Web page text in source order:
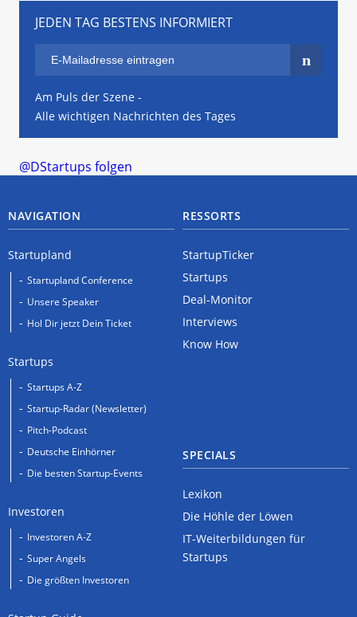
JEDEN TAG BESTENS INFORMIERT
Am Puls der Szene -
Alle wichtigen Nachrichten des Tages
@DStartups folgen
NAVIGATION
Startupland
Startupland Conference
Unsere Speaker
Hol Dir jetzt Dein Ticket
Startups
Startups A-Z
Startup-Radar (Newsletter)
Pitch-Podcast
Deutsche Einhörner
Die besten Startup-Events
Investoren
Investoren A-Z
Super Angels
Die größten Investoren
RESSORTS
StartupTicker
Startups
Deal-Monitor
Interviews
Know How
SPECIALS
Lexikon
Die Höhle der Löwen
IT-Weiterbildungen für
Startups